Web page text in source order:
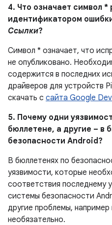
4. Что означает символ *
идентификатором
Ссылки?
Символ * означает, что
не опубликовано.
содержится в последних
драйверов для устройств
скачать с сайта Google
5. Почему одни
бюллетене, а другие – в
безопасности Android?
В бюллетенях по
уязвимости, которые
соответствия последнему
системы безопасности
другие проблемы,
необязательно.